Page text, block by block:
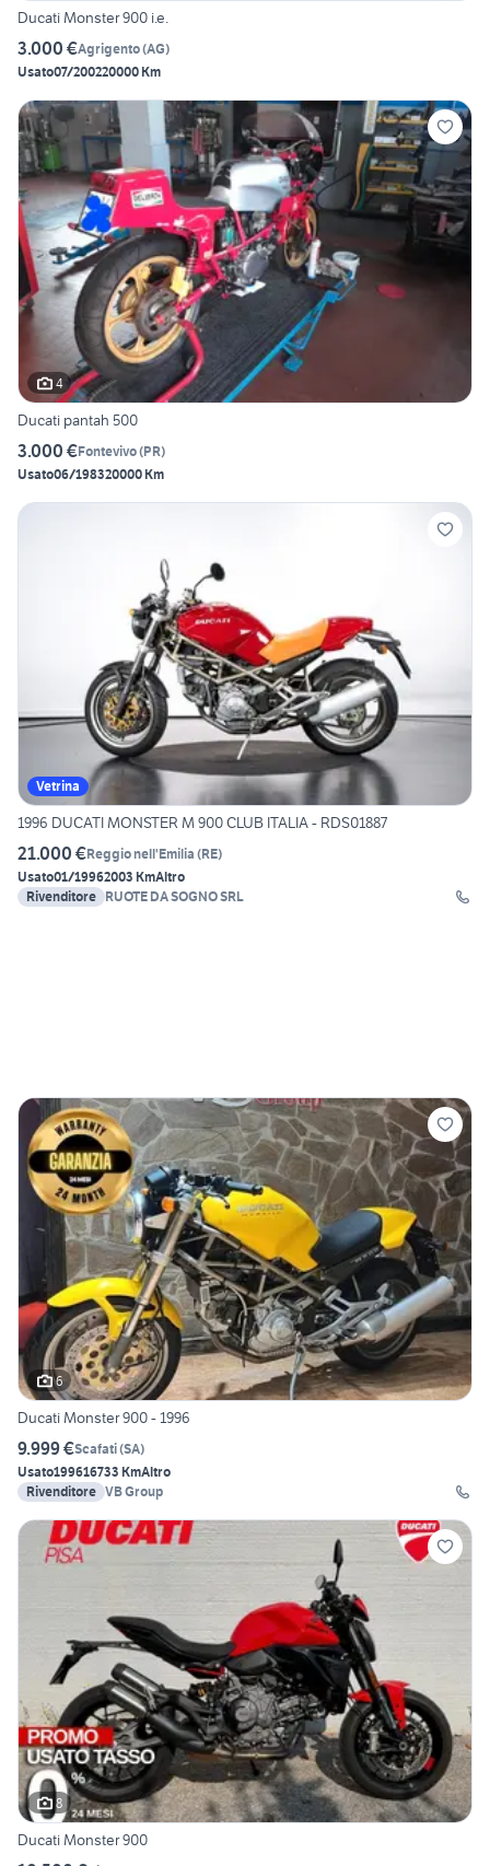
Ducati Monster 900 i.e.
3.000 €Agrigento(AG)
Usato07/200220000 Km
4
Ducati pantah 500
3.000 €Fontevivo(PR)
Usato06/198320000 Km
Vetrina
1996 DUCATI MONSTER M 900 CLUB ITALIA - RDS01887
21.000 €Reggio nell'Emilia (RE)
Usato01/19962003 KmAltro
Rivenditore RUOTE DA SOGNO SRL
6
Ducati Monster 900 - 1996
9.999 €Scafati(SA)
Usato199616733 KmAltro
Rivenditore VB Group
8
Ducati Monster 900